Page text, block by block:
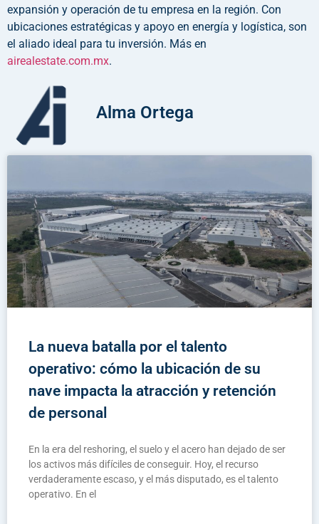
expansión y operación de tu empresa en la región. Con
ubicaciones estratégicas y apoyo en energía y logística, son
el aliado ideal para tu inversión. Más en
airealestate.com.mx.
Alma Ortega
La nueva batalla por el talento
operativo: cómo la ubicación de su
nave impacta la atracción y retención
de personal
En la era del reshoring, el suelo y el acero han dejado de ser
los activos más difíciles de conseguir. Hoy, el recurso
verdaderamente escaso, y el más disputado, es el talento
operativo. En el